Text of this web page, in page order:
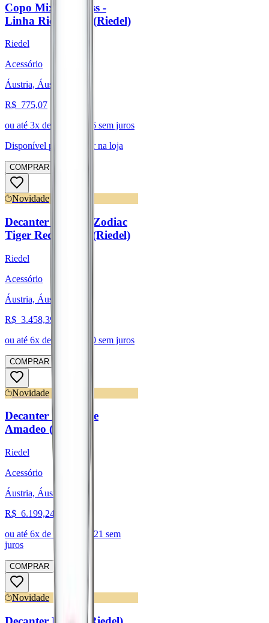
Copo Mixing Glass -
Linha Riedel Bar (Riedel)
Riedel
Acessório
Áustria, Áustria
R$ 775,07
ou até 3x de R$ 258,36 sem juros
Disponível para:
Retirar na loja
COMPRAR
Novidade
Decanter Chinese Zodiac
Tiger Red/Yellow (Riedel)
Riedel
Acessório
Áustria, Áustria
R$ 3.458,39
ou até 6x de R$ 576,40 sem juros
COMPRAR
Novidade
Decanter Black Tie
Amadeo (Riedel)
Riedel
Acessório
Áustria, Áustria
R$ 6.199,24
ou até 6x de R$ 1.033,21 sem
juros
COMPRAR
Novidade